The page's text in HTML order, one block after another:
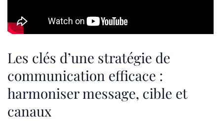
Les clés d’une stratégie de
communication efficace :
harmoniser message, cible et
canaux